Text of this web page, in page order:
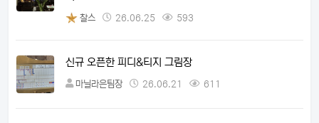
찰스 26.06.25 593
신규 오픈한 피디&티지 그림장
마닐라은팀장 26.06.21 611